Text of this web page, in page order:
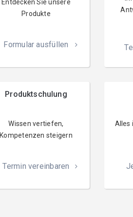
Entdecken Sie unsere
Produkte
Formular ausfüllen
Produktschulung
Wissen vertiefen,
Kompetenzen steigern
Termin vereinbaren
Alles